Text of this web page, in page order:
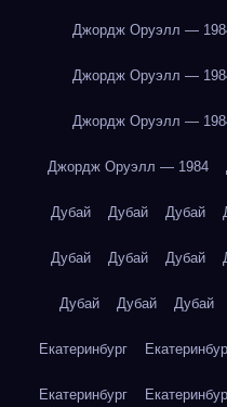
Джордж Оруэлл —
Джордж Оруэлл —
Джордж Оруэлл —
Джордж Оруэлл — 1984
Дубай Дубай Дубай
Дубай Дубай Дубай
Дубай Дубай Дубай
Екатеринбург
Екатеринбург